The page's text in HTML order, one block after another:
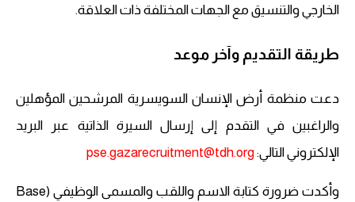
الخارجي والتنسيق مع الجهات المختلفة ذات العلاقة.
طريقة التقديم وآخر موعد
دعت منظمة أرض الإنسان السويسرية المرشحين المؤهلين
والراغبين في التقدم إلى إرسال السيرة الذاتية عبر البريد
الإلكتروني التالي:pse.gazarecruitment@tdh.org
وأكدت ضرورة كتابة الاسم واللقب والمسمى الوظيفي (Base